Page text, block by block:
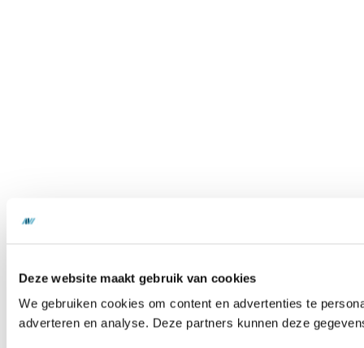
Deze website maakt gebruik van cookies
We gebruiken cookies om content en advertenties te
adverteren en analyse. Deze partners kunnen deze